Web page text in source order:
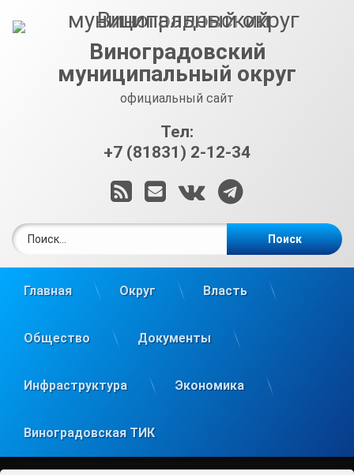
Виноградовский
муниципальный округ
официальный сайт
Тел:
+7 (81831) 2-12-34
RSSE-mailВКонтакте
Telegram
Главная Округ Власть
Общество Документы
Инфраструктура Экономика
Виноградовская ТИК